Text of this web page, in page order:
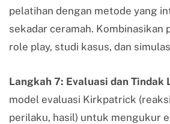
pelatihan dengan metode yang
sekadar ceramah. Kombinasikan
role play, studi kasus, dan
Langkah 7: Evaluasi dan Tindak
model evaluasi Kirkpatrick
perilaku, hasil) untuk mengukur